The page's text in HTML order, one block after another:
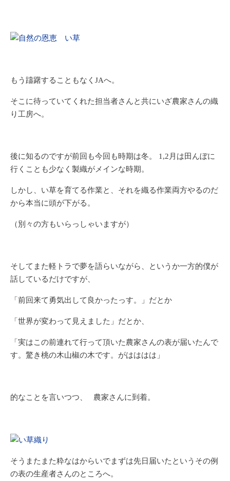
もう躊躇することもなくJAへ。
そこに待っていてくれた担当者さんと共にいざ農家さんの織
り工房へ。
後に知るのですが前回も今回も時期は冬。 1,2月は田んぼに
行くことも少なく製織がメインな時期。
しかし、い草を育てる作業と、それを織る作業両方やるのだ
から本当に頭が下がる。
（別々の方もいらっしゃいますが）
そしてまた軽トラで夢を語らいながら、というか一方的僕が
話しているだけですが、
「前回来て勇気出して良かったっす。」だとか
「世界が変わって見えました」だとか、
「実はこの前連れて行って頂いた農家さんの表が届いたんで
す。驚き桃の木山椒の木です。がはははは」
的なことを言いつつ、 農家さんに到着。
そうまたまた粋なはからいでまずは先日届いたというその例
の表の生産者さんのところへ。